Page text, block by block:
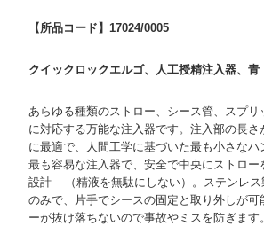
【所品コード】17024/0005
クイックロックエルゴ、人工授精注入器、青
あらゆる種類のストロー、シース管、スプリ
に対応する万能な注入器です。注入部の長
に最適で、人間工学に基づいた最も小さな
最も容易な注入器で、安全で中央にストロー
設計 – （精液を無駄にしない）。ステンレ
のみで、片手でシースの固定と取り外しが可
ーが抜け落ちないので事故やミスを防ぎます